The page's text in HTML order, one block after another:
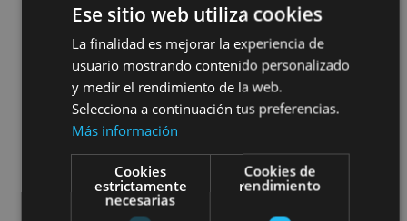
Ese sitio web utiliza cookies
La finalidad es mejorar la experiencia de
usuario mostrando contenido personalizado
y medir el rendimiento de la web.
Selecciona a continuación tus preferencias.
Más información
Cookies
estrictamente
necesarias
Cookies de
rendimiento